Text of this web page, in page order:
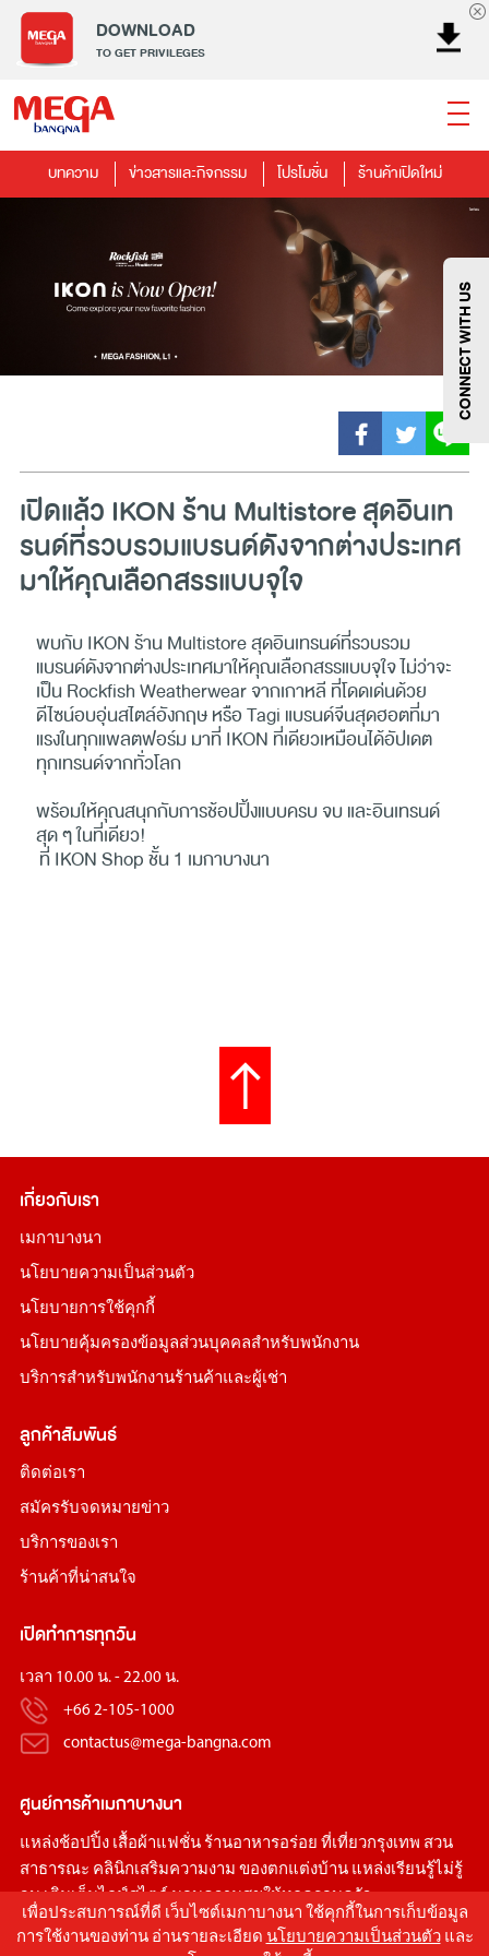
DOWNLOAD
TO GET PRIVILEGES
ธนาคาร ร้านอาหาร เอ็นเตอร์เทนเม้นท์
แฟชั่น
แม่และเด็ก
เมกา สมาร์ท คิดส์ กีฬา
ซูเปอร์มาร์เก็ต
แกดเจ็ตและเทคโนโลยี
สุขภาพและความงาม
@Megabangna
CONNECT WITH US
บทความ ข่าวสารและกิจกรรม โปรโมชั่น ร้านค้าเปิดใหม่
เปิดแล้ว IKON ร้าน Multistore สุดอินเท
รนด์ที่รวบรวมแบรนด์ดังจากต่างประเทศ
มาให้คุณเลือกสรรแบบจุใจ
พบกับ IKON ร้าน Multistore สุดอินเทรนด์ที่รวบรวม
แบรนด์ดังจากต่างประเทศมาให้คุณเลือกสรรแบบจุใจ ไม่ว่าจะ
เป็น Rockfish Weatherwear จากเกาหลี ที่โดดเด่นด้วย
ดีไซน์อบอุ่นสไตล์อังกฤษ หรือ Tagi แบรนด์จีนสุดฮอตที่มา
แรงในทุกแพลตฟอร์ม มาที่ IKON ที่เดียวเหมือนได้อัปเดต
ทุกเทรนด์จากทั่วโลก
พร้อมให้คุณสนุกกับการช้อปปิ้งแบบครบ จบ และอินเทรนด์
สุด ๆ ในที่เดียว!
ที่ IKON Shop ชั้น 1 เมกาบางนา
เกี่ยวกับเรา
เมกาบางนา
นโยบายความเป็นส่วนตัว
นโยบายการใช้คุกกี้
นโยบายคุ้มครองข้อมูลส่วนบุคคลสำหรับพนักงาน
บริการสำหรับพนักงานร้านค้าและผู้เช่า
ลูกค้าสัมพันธ์
ติดต่อเรา
สมัครรับจดหมายข่าว
บริการของเรา
ร้านค้าที่น่าสนใจ
เปิดทำการทุกวัน
เวลา 10.00 น. - 22.00 น.
+66 2-105-1000
contactus@mega-bangna.com
ศูนย์การค้าเมกาบางนา
แหล่งช้อปปิ้ง เสื้อผ้าแฟชั่น ร้านอาหารอร่อย ที่เที่ยวกรุงเทพ สวน
สาธารณะ คลินิกเสริมความงาม ของตกแต่งบ้านแหล่งเรียนรู้ไม่รู้
จบ เติมเต็มไลฟ์สไตล์ มอบความสุขให้ทุกครอบครัว
เพื่อประสบการณ์ที่ดี เว็บไซต์เมกาบางนา ใช้คุกกี้ในการเก็บข้อมูล
การใช้งานของท่าน อ่านรายละเอียด นโยบายความเป็นส่วนตัวและ